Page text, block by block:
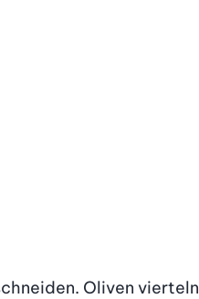
Oliven